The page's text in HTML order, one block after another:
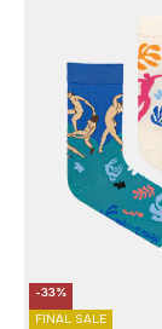
-33%
FINAL SALE